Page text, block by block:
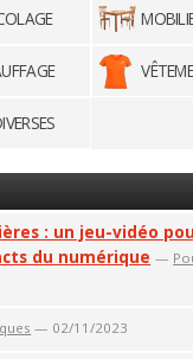
: un jeu-vidéo
du numérique —
— 02/11/2023